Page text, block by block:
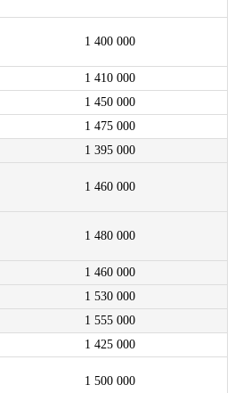
1 400 000
1 410 000
1 450 000
1 475 000
1 395 000
1 460 000
1 480 000
1 460 000
1 530 000
1 555 000
1 425 000
1 500 000